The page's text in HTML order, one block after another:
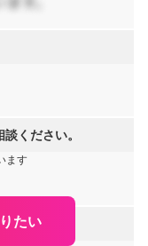
ください。
ます
たい